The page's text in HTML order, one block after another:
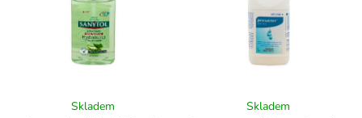
Skladem Skladem